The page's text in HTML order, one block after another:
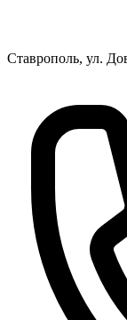
Ставрополь, ул.